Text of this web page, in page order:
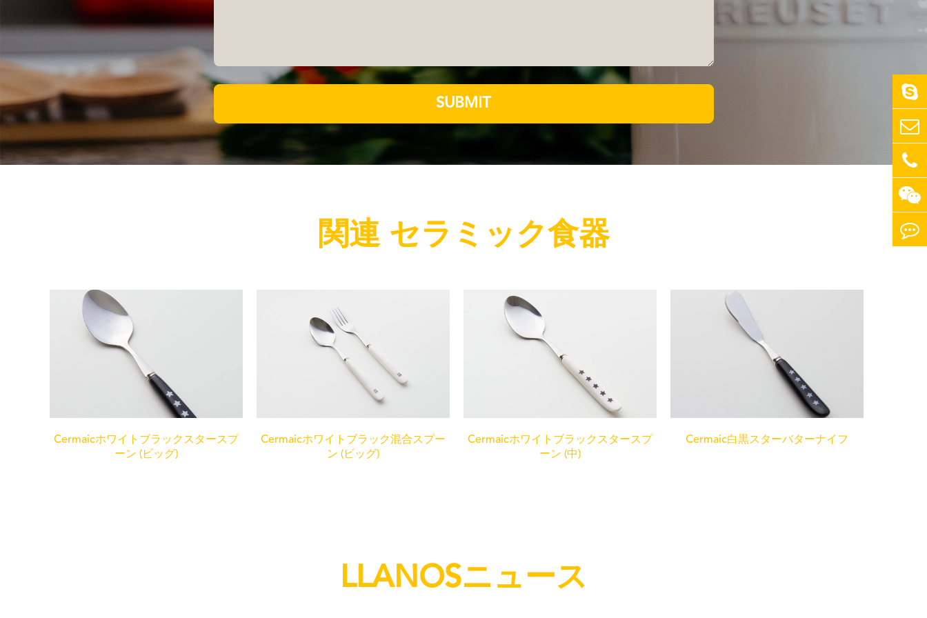
SUBMIT
関連 セラミック食器
Cermaicホワイトブラックスタースプ
ーン (ビッグ)
Cermaicホワイトブラック混合スプー
ン (ビッグ)
Cermaicホワイトブラックスタースプ
ーン (中)
Cermaic白黒スターバターナイフ
LLANOSニュース